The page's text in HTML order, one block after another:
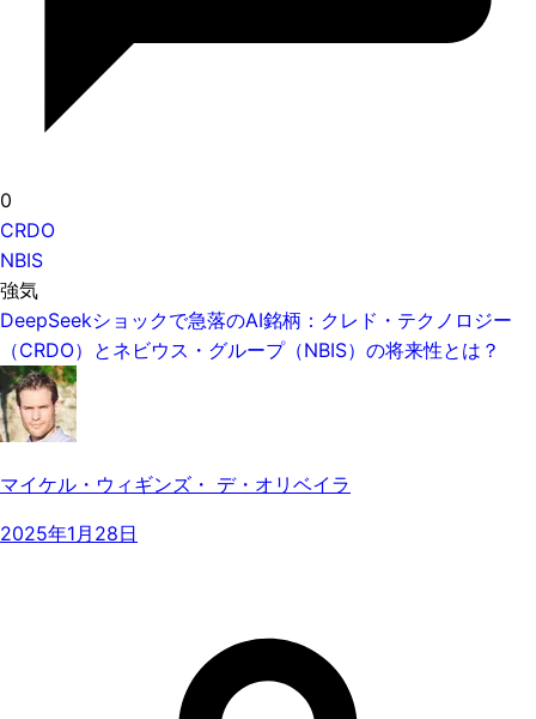
0
CRDO
NBIS
強気
DeepSeekショックで急落のAI銘柄：クレド・テクノロジー
（CRDO）とネビウス・グループ（NBIS）の将来性とは？
マイケル・ウィギンズ・ デ・オリベイラ
2025年1月28日